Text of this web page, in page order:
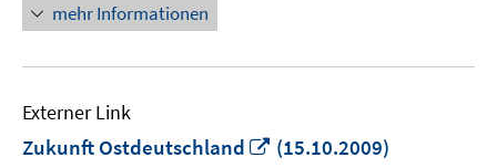
mehr Informationen
Externer Link
Zukunft Ostdeutschland
In
(15.10.2009)